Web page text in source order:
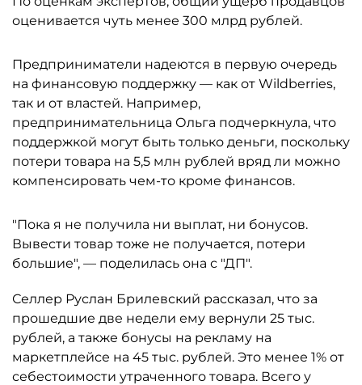
оценивается чуть менее 300 млрд рублей.
Предприниматели надеются в первую очередь
на финансовую поддержку — как от Wildberries,
так и от властей. Например,
предпринимательница Ольга подчеркнула, что
поддержкой могут быть только деньги, поскольку
потери товара на 5,5 млн рублей вряд ли можно
компенсировать чем-то кроме финансов.
"Пока я не получила ни выплат, ни бонусов.
Вывести товар тоже не получается, потери
большие", — поделилась она с "ДП".
Селлер Руслан Брилевский рассказал, что за
прошедшие две недели ему вернули 25 тыс.
рублей, а также бонусы на рекламу на
маркетплейсе на 45 тыс. рублей. Это менее 1% от
себестоимости утраченного товара. Всего у